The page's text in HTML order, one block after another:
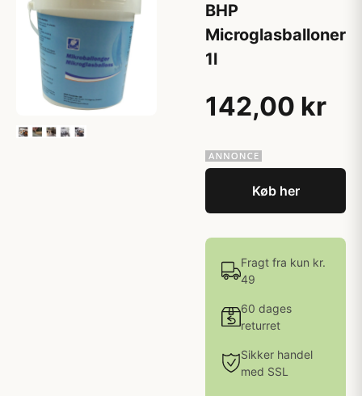
BHP
Microglasballoner
1l
142,00 kr
Køb her
Fragt fra kun kr.
49
60 dages
returret
Sikker handel
med SSL